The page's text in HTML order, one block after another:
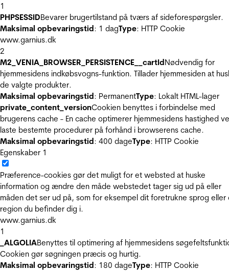
1
PHPSESSIDBevarer brugertilstand på tværs af sideforespørgsler.
Maksimal opbevaringstid: 1 dagType: HTTP Cookie
www.garnius.dk
2
M2_VENIA_BROWSER_PERSISTENCE__cartIdNødvendig for
hjemmesidens indkøbsvogns-funktion. Tillader hjemmesiden at
de valgte produkter.
Maksimal opbevaringstid: PermanentType: Lokalt HTML-lager
private_content_versionCookien benyttes i forbindelse med
brugerens cache - En cache optimerer hjemmesidens hastighed
laste bestemte procedurer på forhånd i browserens cache.
Maksimal opbevaringstid: 400 dageType: HTTP Cookie
Egenskaber 1
Præference-cookies gør det muligt for et websted at huske
information og ændre den måde webstedet tager sig ud på eller
måden det ser ud på, som for eksempel dit foretrukne sprog eller
region du befinder dig i.
www.garnius.dk
1
_ALGOLIABenyttes til optimering af hjemmesidens
Cookien gør søgningen præcis og hurtig.
Maksimal opbevaringstid: 180 dageType: HTTP Cookie